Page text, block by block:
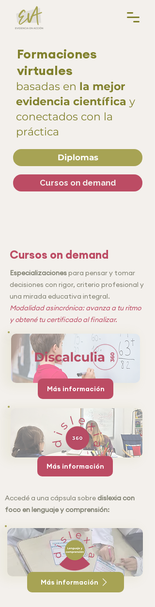
Formaciones
virtuales
basadas en la mejor
evidencia científica y
conectados con la
práctica
Diplomas
Cursos on demand
Cursos on demand
Especializacionespara pensar y tomar
decisiones con rigor, criterio profesional y
una mirada educativa integral.
Modalidad asincrónica: avanza a tu ritmo
y obtené tu certificado al finalizar.
Más información
Más información
Accedé a una cápsula sobre dislexia con
foco en lenguaje y comprensión:
Más información